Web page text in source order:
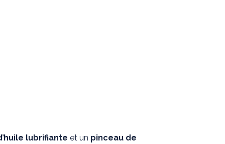
lubrifiante et un pinceau de